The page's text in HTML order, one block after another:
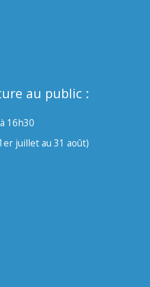
au public :
16h30
juillet au 31 août)